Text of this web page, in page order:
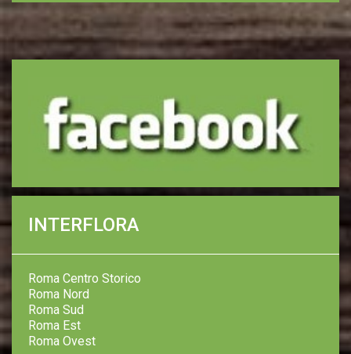
INTERFLORA
Roma Centro Storico
Roma Nord
Roma Sud
Roma Est
Roma Ovest